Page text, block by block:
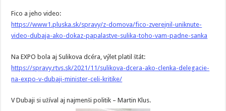
Fico a jeho video:
https://www1.pluska.sk/spravy/z-domova/fico-zverejnil-uniknute-
video-dubaja-ako-dokaz-papalastve-sulika-toho-vam-padne-sanka
Na EXPO bola aj Sulikova dcéra, výlet platil štát:
https://spravy.rtvs.sk/2021/11/sulikova-dcera-ako-clenka-delegacie-
na-expo-v-dubaji-minister-celi-kritike/
V Dubaji si užíval aj najmenši politik – Martin Klus.